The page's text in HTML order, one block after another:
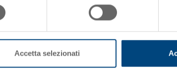
Accetta selezionati
Impugnature
Variante di sistema